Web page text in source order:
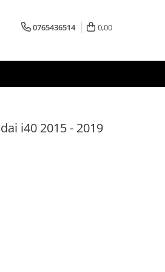
0765436514 0,00
i40 2015 - 2019